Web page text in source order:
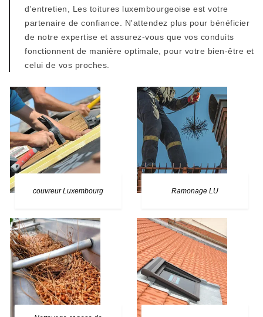
d'entretien, Les toitures luxembourgeoise est votre
partenaire de confiance. N'attendez plus pour bénéficier
de notre expertise et assurez-vous que vos conduits
fonctionnent de manière optimale, pour votre bien-être et
celui de vos proches.
couvreur Luxembourg Ramonage LU